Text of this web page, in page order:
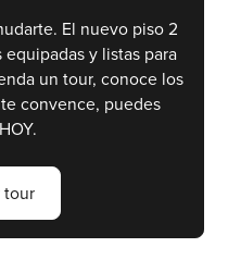
El nuevo piso 2
y listas para
un tour, conoce los
convence, puedes
tour